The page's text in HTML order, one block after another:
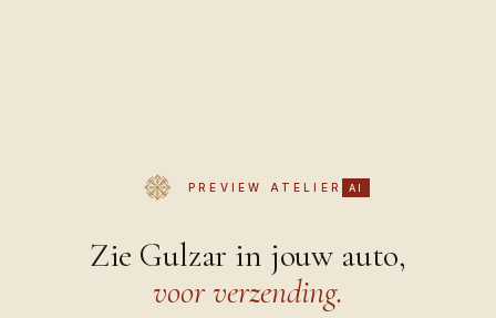
PREVIEW ATELIER AI
Zie Gulzar in jouw auto,
voor verzending.